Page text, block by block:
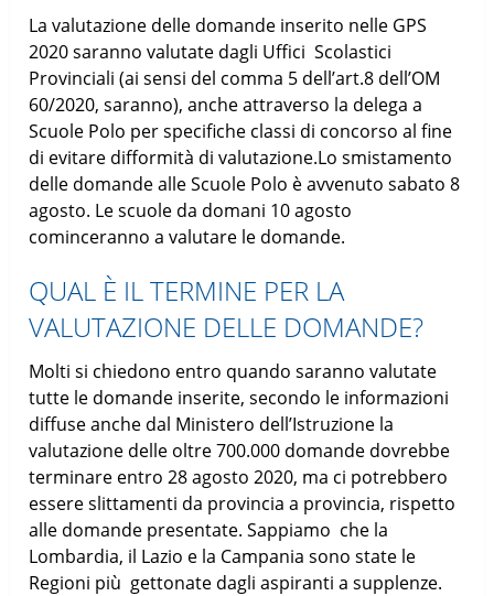
La valutazione delle domande inserito nelle GPS
2020 saranno valutate dagli Uffici Scolastici
Provinciali (ai sensi del comma 5 dell’art.8 dell’OM
60/2020, saranno), anche attraverso la delega a
Scuole Polo per specifiche classi di concorso al fine
di evitare difformità di valutazione.Lo smistamento
delle domande alle Scuole Polo è avvenuto sabato 8
agosto. Le scuole da domani 10 agosto
cominceranno a valutare le domande.
QUAL È IL TERMINE PER LA
VALUTAZIONE DELLE DOMANDE?
Molti si chiedono entro quando saranno valutate
tutte le domande inserite, secondo le informazioni
diffuse anche dal Ministero dell’Istruzione la
valutazione delle oltre 700.000 domande dovrebbe
terminare entro 28 agosto 2020, ma ci potrebbero
essere slittamenti da provincia a provincia, rispetto
alle domande presentate. Sappiamo che la
Lombardia, il Lazio e la Campania sono state le
Regioni più gettonate dagli aspiranti a supplenze.